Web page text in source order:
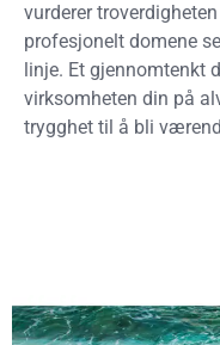
vurderer
profesjonelt domene
linje. Et gjennomtenkt
virksomheten din på
trygghet til å bli